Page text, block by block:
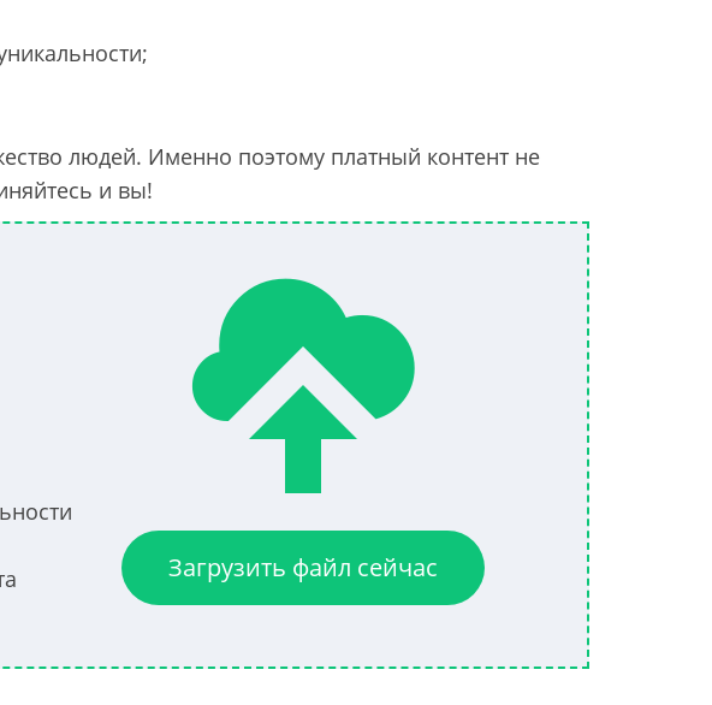
людей. Именно поэтому платный контент не
и вы!
Загрузить файл сейчас